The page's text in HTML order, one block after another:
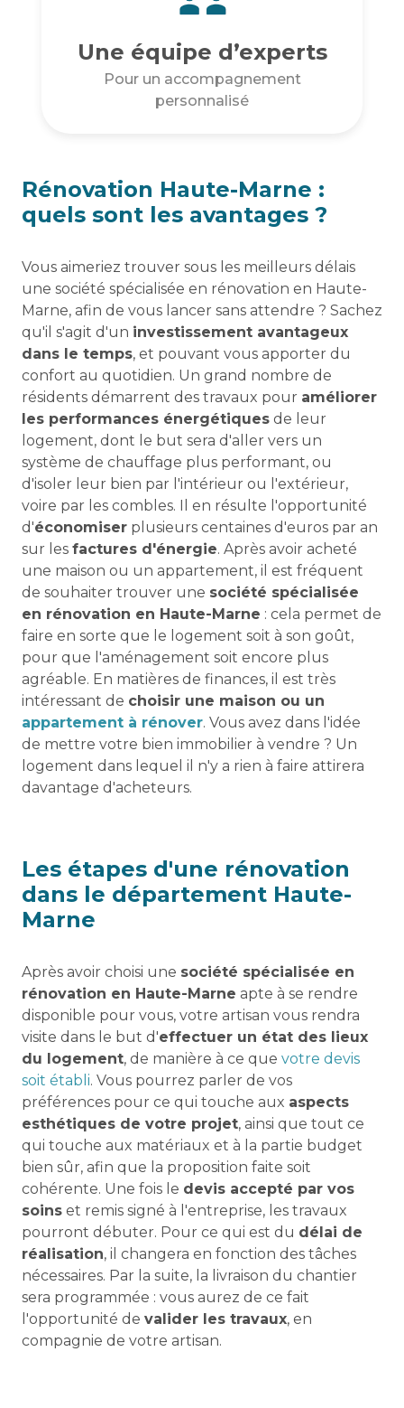
Une équipe d’experts
Pour un accompagnement
personnalisé
Rénovation Haute-Marne :
quels sont les avantages ?
Vous aimeriez trouver sous les meilleurs délais
une société spécialisée en rénovation en Haute-
Marne, afin de vous lancer sans attendre ? Sachez
qu'il s'agit d'un investissement avantageux
dans le temps, et pouvant vous apporter du
confort au quotidien. Un grand nombre de
résidents démarrent des travaux pour améliorer
les performances énergétiques de leur
logement, dont le but sera d'aller vers un
système de chauffage plus performant, ou
d'isoler leur bien par l'intérieur ou l'extérieur,
voire par les combles. Il en résulte l'opportunité
d'économiser plusieurs centaines d'euros par an
sur les factures d'énergie. Après avoir acheté
une maison ou un appartement, il est fréquent
de souhaiter trouver une société spécialisée
en rénovation en Haute-Marne : cela permet de
faire en sorte que le logement soit à son goût,
pour que l'aménagement soit encore plus
agréable. En matières de finances, il est très
intéressant de choisir une maison ou un
appartement à rénover. Vous avez dans l'idée
de mettre votre bien immobilier à vendre ? Un
logement dans lequel il n'y a rien à faire attirera
davantage d'acheteurs.
Les étapes d'une rénovation
dans le département Haute-
Marne
Après avoir choisi une société spécialisée en
rénovation en Haute-Marne apte à se rendre
disponible pour vous, votre artisan vous rendra
visite dans le but d'effectuer un état des lieux
du logement, de manière à ce que votre devis
soit établi. Vous pourrez parler de vos
préférences pour ce qui touche aux aspects
esthétiques de votre projet, ainsi que tout ce
qui touche aux matériaux et à la partie budget
bien sûr, afin que la proposition faite soit
cohérente. Une fois le devis accepté par vos
soins et remis signé à l'entreprise, les travaux
pourront débuter. Pour ce qui est du délai de
réalisation, il changera en fonction des tâches
nécessaires. Par la suite, la livraison du chantier
sera programmée : vous aurez de ce fait
l'opportunité de valider les travaux, en
compagnie de votre artisan.